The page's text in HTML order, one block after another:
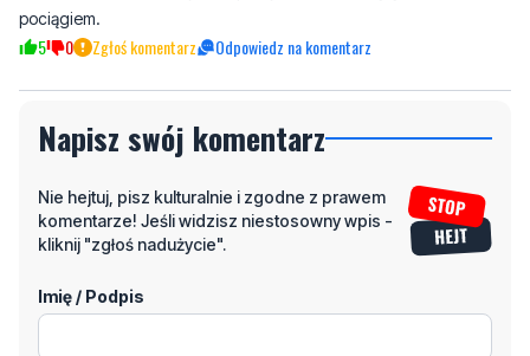
mocniejsi od auta. niech tak myślą, szkoda tylko kierowców. We
Władku w sezonie, to łażą jak święte krowy i jeszcze się plują.
pociągiem.
5 Zgłoś komentarz Odpowiedz na komentarz
Napisz swój komentarz
komentarze! Jeśli widzisz niestosowny wpis -
kliknij "zgłoś nadużycie".